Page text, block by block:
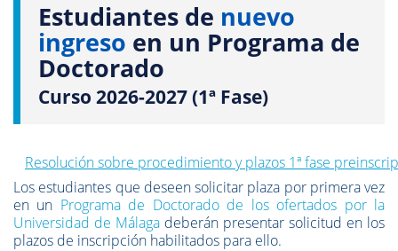
Estudiantes de nuevo
ingreso en un Programa de
Doctorado
Curso 2026-2027 (1ª Fase)
Resolución sobre procedimiento y plazos 1ª fase
Los estudiantes que deseen solicitar plaza por primera vez
en un Programa de Doctorado de los ofertados por la
Universidad de Málaga deberán presentar solicitud en los
plazos de inscripción habilitados para ello.